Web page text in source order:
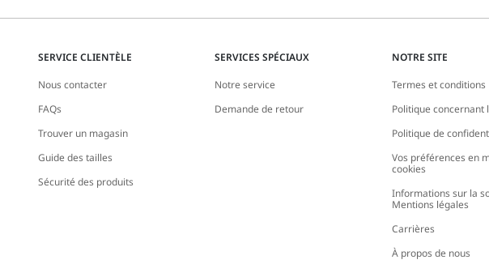
SERVICE CLIENTÈLE
Nous contacter
FAQs
Trouver un magasin
Guide des tailles
Sécurité des produits
SERVICES SPÉCIAUX
Notre service
Demande de retour
NOTRE SITE
Termes et conditions
Politique concernant
Politique de
Vos préférences en
cookies
Informations sur la
Mentions légales
Carrières
À propos de nous